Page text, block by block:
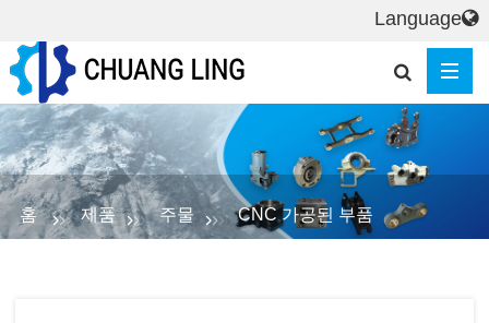
홈 제품 주물 CNC 가공된 부품
Language